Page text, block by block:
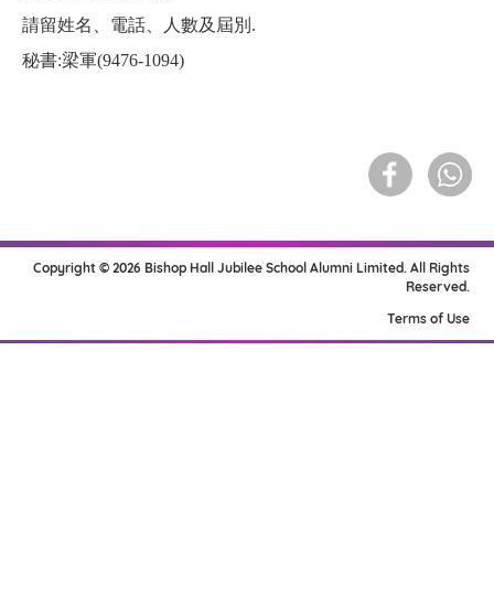
請留姓名、電話、人數及屆別.
秘書:梁軍(9476-1094)
Copyright © 2026 Bishop Hall Jubilee School Alumni Limited. All Rights
Reserved.
Terms of Use